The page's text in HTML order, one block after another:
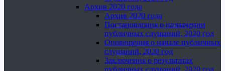
Архив 2020 года
Архив 2020 года
Постановления о назначении
публичных слушаний, 2020 год
Оповещения о начале публичных
слушаний, 2020 год
Заключения о результатах
публичных слушаний, 2020 год